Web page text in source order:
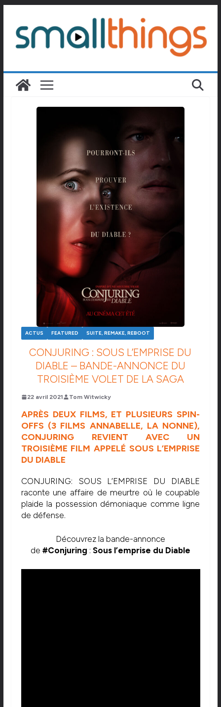
contenu
ACTUS FEATURED SUITE, REMAKE, REBOOT
CONJURING : SOUS L’EMPRISE DU
DIABLE – BANDE-ANNONCE DU
TROISIÈME VOLET DE LA SAGA
22 avril 2021 Tom Witwicky
APRÈS DEUX FILMS, ET PLUSIEURS SPIN-
OFFS (3 FILMS ANNABELLE, LA NONNE),
CONJURING REVIENT AVEC UN
TROISIÈME FILM APPELÉ SOUS L’EMPRISE
DU DIABLE
CONJURING: SOUS L’EMPRISE DU DIABLE
raconte une affaire de meurtre où le coupable
plaide la possession démoniaque comme ligne
de défense.
Découvrez la bande-annonce
de #Conjuring : Sous l’emprise du Diable